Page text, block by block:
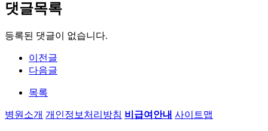
댓글목록
등록된 댓글이 없습니다.
이전글
다음글
목록
병원소개 개인정보처리방침 비급여안내 사이트맵